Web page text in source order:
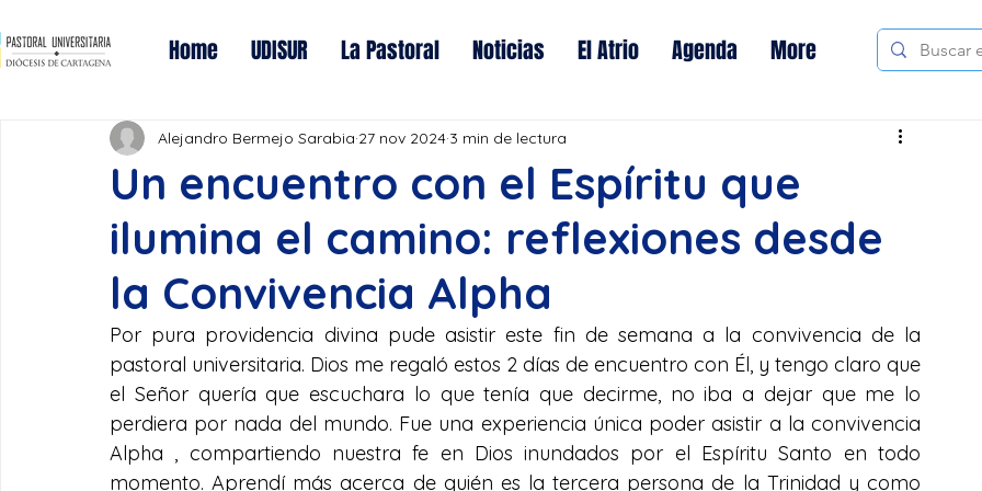
Home UDISUR La Pastoral Noticias El Atrio Agenda More
Un encuentro con el Espíritu que
ilumina el camino: reflexiones desde
la Convivencia Alpha
Alejandro Bermejo Sarabia 27 nov 2024 3 min de lectura
Por pura providencia divina pude asistir este fin de semana a la convivencia de la
pastoral universitaria. Dios me regaló estos 2 días de encuentro con Él, y tengo claro que
el Señor quería que escuchara lo que tenía que decirme, no iba a dejar que me lo
perdiera por nada del mundo. Fue una experiencia única poder asistir a la convivencia
Alpha , compartiendo nuestra fe en Dios inundados por el Espíritu Santo en todo
momento. Aprendí más acerca de quién es la tercera persona de la Trinidad y como